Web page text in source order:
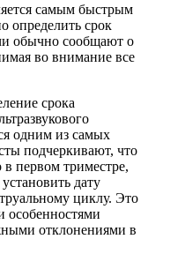
самым быстрым
определить срок
обычно сообщают о
во внимание все
срока
одним из самых
подчеркивают, что
первом триместре,
дату
циклу. Это
особенностями
отклонениями в